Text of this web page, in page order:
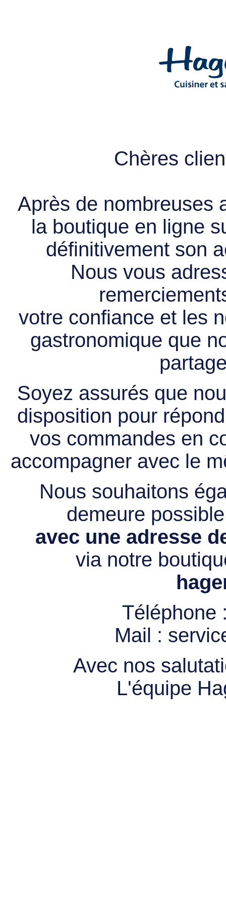
Chères
Après de nombreuses
la boutique en ligne
définitivement son
Nous vous
votre confiance et les
gastronomique que
Soyez assurés que
disposition pour
vos commandes en
accompagner avec le
Nous souhaitons
demeure
avec une adresse
via notre
Téléphone
Mail :
Avec nos
L'équipe